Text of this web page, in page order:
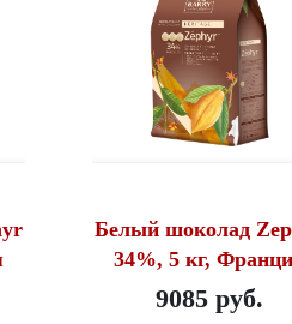
Белый шоколад
34%, 5 кг,
9085 руб.